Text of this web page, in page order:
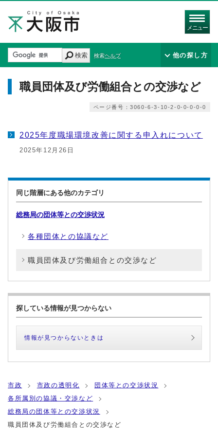
メニュー
検索 検索ヘルプ 他の探し方
職員団体及び労働組合との交渉など
ページ番号：3060-6-3-10-2-0-0-0-0-0
2025年度職場環境改善に関する申入れについて
2025年12月26日
同じ階層にある他のカテゴリ
総務局の団体等との交渉状況
各種団体との協議など
職員団体及び労働組合との交渉など
探している情報が見つからない
情報が見つからないときは
市政 市政の透明化
団体等との交渉状況
各所属別の協議・交渉など
総務局の団体等との交渉状況
職員団体及び労働組合との交渉など